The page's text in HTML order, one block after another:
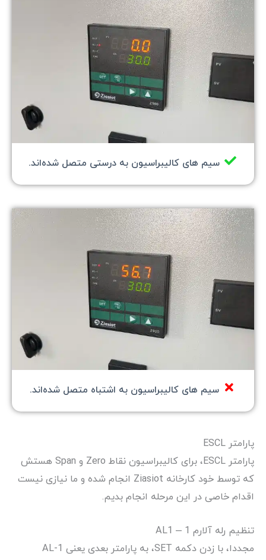
سیم های کالیبراسیون به درستی متصل شده‌اند.
سیم های کالیبراسیون به اشتباه متصل شده‌اند.
پارامتر ESCL
پارامتر ESCL، برای کالیبراسیون نقاط Zero و Span هستش
که توسط خود کارخانه Ziasiot انجام شده و ما نیازی نیست
اقدام خاصی در این مرحله انجام بدیم.
تنظیم رله آلارم 1 – AL1
مجددا، با زدن دکمه SET، به پارامتر بعدی یعنی AL-1